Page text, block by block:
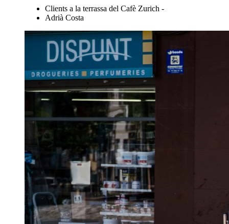
Clients a la terrassa del Cafè Zurich -
Adrià Costa